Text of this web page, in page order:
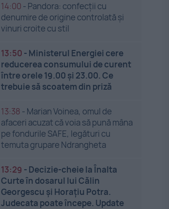
14:00 - Pandora: confecții cu
denumire de origine controlată și
vinuri croite cu stil
13:50 - Ministerul Energiei cere
reducerea consumului de curent
între orele 19.00 și 23.00. Ce
trebuie să scoatem din priză
13:38 - Marian Voinea, omul de
afaceri acuzat că voia să pună mâna
pe fondurile SAFE, legături cu
temuta grupare Ndrangheta
13:29 - Decizie-cheie la Înalta
Curte în dosarul lui Călin
Georgescu și Horațiu Potra.
Judecata poate începe. Update